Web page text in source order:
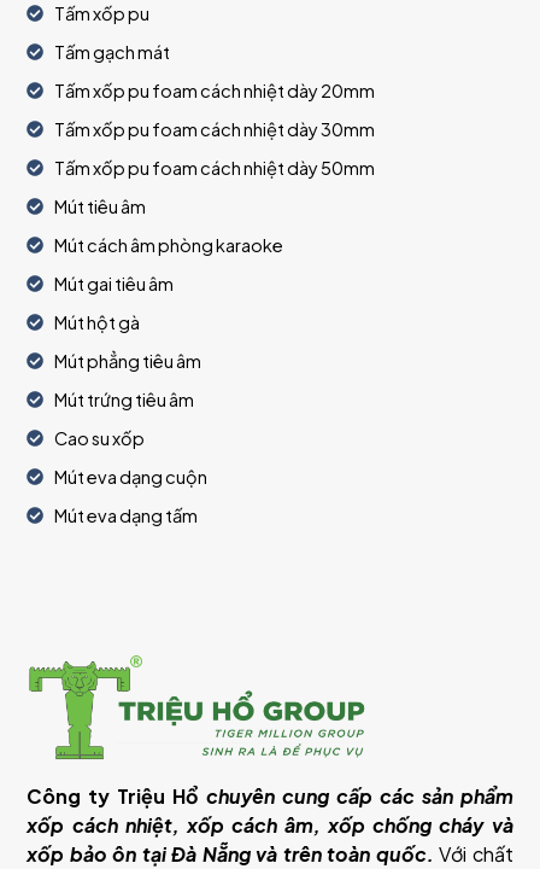
Công ty Triệu Hổ chuyên cung cấp các sản phẩm
xốp cách nhiệt, xốp cách âm, xốp chống cháy và
xốp bảo ôn tại Đà Nẵng và trên toàn quốc. Với chất
Tấm xốp pu
Tấm gạch mát
Tấm xốp pu foam cách nhiệt dày 20mm
Tấm xốp pu foam cách nhiệt dày 30mm
Tấm xốp pu foam cách nhiệt dày 50mm
Mút tiêu âm
Mút cách âm phòng karaoke
Mút gai tiêu âm
Mút hột gà
Mút phẳng tiêu âm
Mút trứng tiêu âm
Cao su xốp
Mút eva dạng cuộn
Mút eva dạng tấm